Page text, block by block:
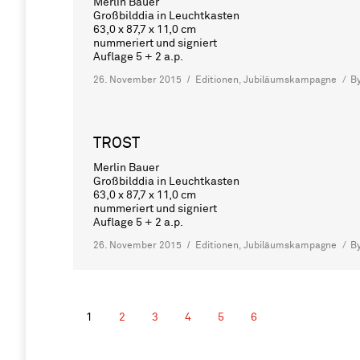
Großbilddia in Leuchtkasten
63,0 x 87,7 x 11,0 cm
nummeriert und signiert
Auflage 5 + 2 a.p.
26. November 2015 Editionen, Jubiläumskampagne
TROST
Merlin Bauer
Großbilddia in Leuchtkasten
63,0 x 87,7 x 11,0 cm
nummeriert und signiert
Auflage 5 + 2 a.p.
26. November 2015 Editionen, Jubiläumskampagne
1 2 3 4 5 6